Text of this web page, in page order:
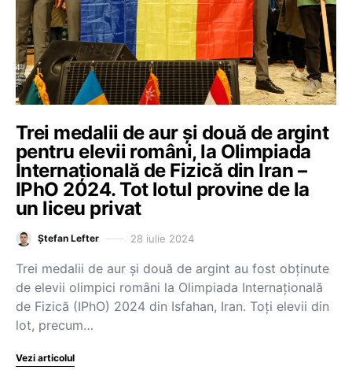
Trei medalii de aur și două de argint
pentru elevii români, la Olimpiada
Internațională de Fizică din Iran –
IPhO 2024. Tot lotul provine de la
un liceu privat
Ștefan Lefter 28 iulie 2024
Trei medalii de aur și două de argint au fost obținute
de elevii olimpici români la Olimpiada Internațională
de Fizică (IPhO) 2024 din Isfahan, Iran. Toți elevii din
lot, precum…
Vezi articolul